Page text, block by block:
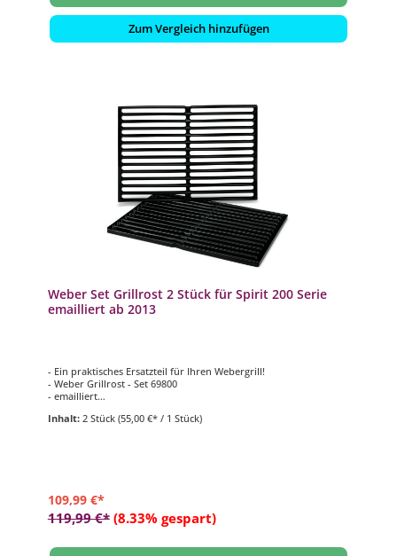
Zum Vergleich hinzufügen
Weber Set Grillrost 2 Stück für Spirit 200 Serie
emailliert ab 2013
- Ein praktisches Ersatzteil für Ihren Webergrill!
- Weber Grillrost - Set 69800
- emailliert
- passend für Weber Grill Modell Spirit 200-Serie (ab 2013)
Inhalt: 2 Stück (55,00 €* / 1 Stück)
109,99 €*
119,99 €* (8.33% gespart)